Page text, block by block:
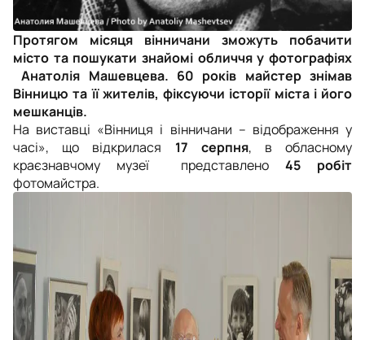
Протягом місяця вінничани зможуть побачити
місто та пошукати знайомі обличчя у фотографіях
Анатолія Машевцева. 60 років майстер знімав
Вінницю та її жителів, фіксуючи історії міста і його
мешканців.
На виставці «Вінниця і вінничани – відображення у
часі», що відкрилася 17 серпня, в обласному
краєзнавчому музеї представлено45 робіт
фотомайстра.